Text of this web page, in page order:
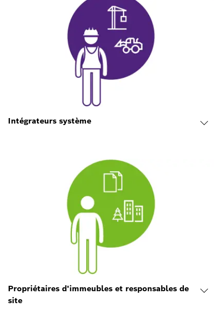
Intégrateurs système
Propriétaires d'immeubles et responsables de
site